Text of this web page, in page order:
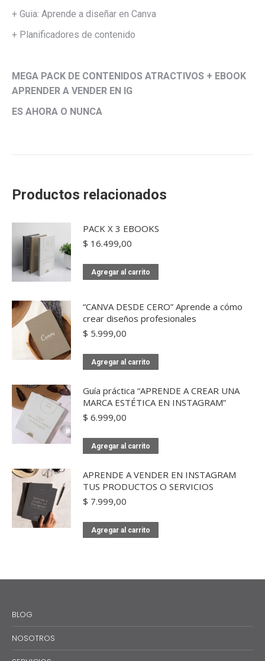
+ Guia: Aprende a diseñar en Canva
+ Planificadores de contenido
MEGA PACK DE CONTENIDOS ATRACTIVOS + EBOOK
APRENDER A VENDER EN IG
ES AHORA O NUNCA
Productos relacionados
PACK X 3 EBOOKS
$ 16.499,00
Agregar al carrito
“CANVA DESDE CERO” Aprende a cómo
crear diseños profesionales
$ 5.999,00
Agregar al carrito
Guía práctica “APRENDE A CREAR UNA
MARCA ESTÉTICA EN INSTAGRAM”
$ 6.999,00
Agregar al carrito
APRENDE A VENDER EN INSTAGRAM
TUS PRODUCTOS O SERVICIOS
$ 7.999,00
Agregar al carrito
BLOG
NOSOTROS